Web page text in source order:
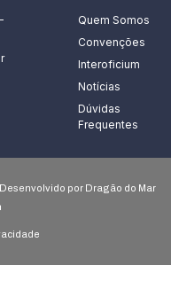
Quem Somos
Convenções
Interoficium
Notícias
Dúvidas
Frequentes
por Dragão do Mar